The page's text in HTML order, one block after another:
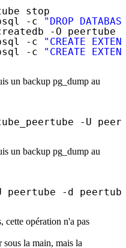
stop
-c
"DROP
-O peertube
-c
"CREATE
-c "CREATE
un backup pg_dump au
-U
un backup pg_dump au
peertube -d
opération n'a pas
sous la main, mais la